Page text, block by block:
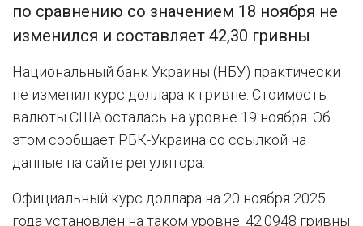
по сравнению со значением 18 ноября не
изменился и составляет 42,30 гривны
Национальный банк Украины (НБУ) практически
не изменил курс доллара к гривне. Стоимость
валюты США осталась на уровне 19 ноября. Об
этом сообщает РБК-Украина со ссылкой на
данные на сайте регулятора.
Официальный курс доллара на 20 ноября 2025
года установлен на таком уровне: 42,0948 гривны